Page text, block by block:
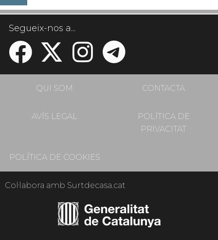
Segueix-nos a...
QUI SOM CONTACTA
AVÍS LEGAL
POLÍTICA DE
PRIVACITAT
POLÍTICA DE COOKIES
Col·labora amb Surtdecasa.cat